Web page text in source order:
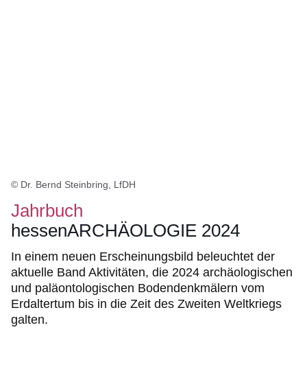
© Dr. Bernd Steinbring, LfDH
Jahrbuch
hessenARCHÄOLOGIE 2024
In einem neuen Erscheinungsbild beleuchtet der
aktuelle Band Aktivitäten, die 2024 archäologischen
und paläontologischen Bodendenkmälern vom
Erdaltertum bis in die Zeit des Zweiten Weltkriegs
galten.